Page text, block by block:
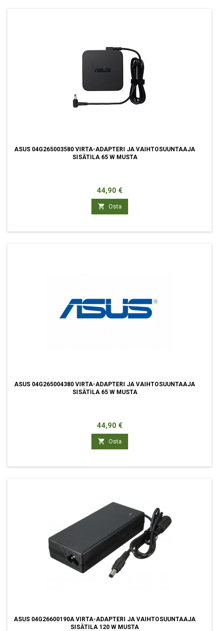
ASUS 04G265003580 VIRTA-ADAPTERI JA VAIHTOSUUNTAAJA
SISÄTILA 65 W MUSTA
Hinta
44,90 €
 Osta
ASUS 04G265004380 VIRTA-ADAPTERI JA VAIHTOSUUNTAAJA
SISÄTILA 65 W MUSTA
Hinta
44,90 €
 Osta
ASUS 04G26600190A VIRTA-ADAPTERI JA VAIHTOSUUNTAAJA
SISÄTILA 120 W MUSTA